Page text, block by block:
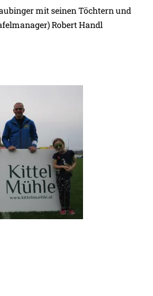
mit seinen Töchtern und
Robert Handl